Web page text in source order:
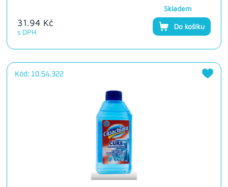
31.94 Kč
s DPH
Skladem
Do košíku
Kód: 10.54.322